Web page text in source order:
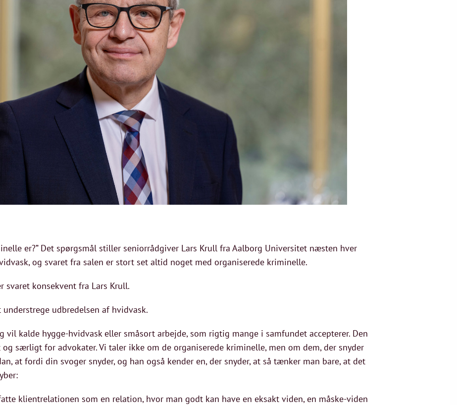
er?” Det spørgsmål stiller seniorrådgiver Lars Krull fra Aalborg Universitet næsten hver
og svaret fra salen er stort set altid noget med organiserede kriminelle.
svaret konsekvent fra Lars Krull.
udbredelsen af hvidvask.
vil kalde hygge-hvidvask eller småsort arbejde, som rigtig mange i samfundet accepterer. Den
særligt for advokater. Vi taler ikke om de organiserede kriminelle, men om dem, der snyder
at fordi din svoger snyder, og han også kender en, der snyder, at så tænker man bare, at det
klientrelationen som en relation, hvor man godt kan have en eksakt viden, en måske-viden